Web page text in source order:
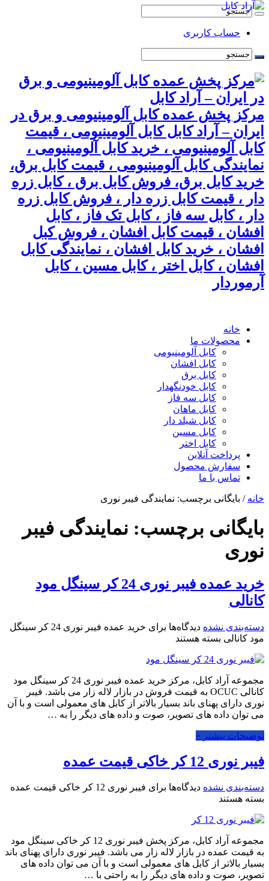
حساب کاربری
مرکز پخش عمده کابل آلومینیومی و برق در
ایران – آراد کابل کابل آلومینیومی ، قیمت
کابل آلومینیومی ، خرید کابل آلومینیومی ،
نمایندگی کابل آلومینیومی ، قیمت کابل برق،
خرید کابل برق، فروش کابل برق ، کابل زره
دار ، قیمت کابل زره دار ، فروش کابل زره
دار ، کابل سه فاز ، کابل تک فاز ، کابل
افشان ، قیمت کابل افشان ، فروش کبل
افشان ، خرید کابل افشان ، نمایندگی کابل
افشان ، کابل اختر ، کابل مسین ، کابل
آرموردار
خانه
محصولات ما
کابل آلومینیومی
کابل افشان
کابل برق
کابل خودنگهدار
کابل سه فاز
کابل ماهان
کابل شیلد دار
کابل مسین
کابل اختر
پرداخت آنلاین
سفارش محصول
تماس با ما
خانه / بایگانی برچسب: نمایندگی فیبر نوری
بایگانی برچسب: نمایندگی فیبر
نوری
خرید عمده فیبر نوری 24 کر سینگل مود
کانالی
دسته‌بندی نشده دیدگاه‌ها
برای خرید عمده فیبر نوری 24 کر سینگل
مود کانالی بسته هستند
مجموعه آراد کابل، مرکز خرید عمده فیبر نوری 24 کر سینگل مود
کانالی OCUC به قیمت فروش در بازار لاله زار می باشد. فیبر
نوری دارای پهنای باند بسیار بالاتر از کابل های معمولی است و با آن
می توان داده های تصویر، صوت و داده های دیگر را به …
توضیحات بیشتر »
فیبر نوری 12 کر خاکی قیمت عمده
دسته‌بندی نشده دیدگاه‌ها برای فیبر نوری 12 کر خاکی قیمت عمده
بسته هستند
مجموعه آراد کابل، مرکز پخش فیبر نوری 12 کر خاکی سینگل مود
به قیمت عمده در بازار لاله زار می باشد. فیبر نوری دارای پهنای باند
بسیار بالاتر از کابل های معمولی است و با آن می توان داده های
تصویر، صوت و داده های دیگر را به راحتی با …